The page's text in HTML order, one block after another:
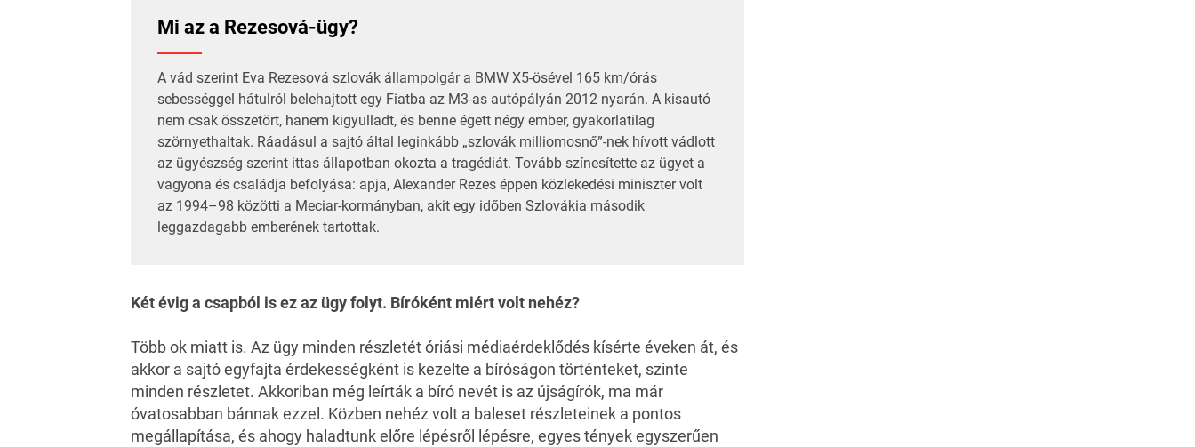
Mi az a Rezesová-ügy?
A vád szerint Eva Rezesová szlovák állampolgár a BMW X5-ösével 165 km/órás
sebességgel hátulról belehajtott egy Fiatba az M3-as autópályán 2012 nyarán. A kisautó
nem csak összetört, hanem kigyulladt, és benne égett négy ember, gyakorlatilag
szörnyethaltak. Ráadásul a sajtó által leginkább „szlovák milliomosnő”-nek hívott vádlott
az ügyészség szerint ittas állapotban okozta a tragédiát. Tovább színesítette az ügyet a
vagyona és családja befolyása: apja, Alexander Rezes éppen közlekedési miniszter volt
az 1994–98 közötti a Meciar-kormányban, akit egy időben Szlovákia második
leggazdagabb emberének tartottak.
Két évig a csapból is ez az ügy folyt. Bíróként miért volt nehéz?
Több ok miatt is. Az ügy minden részletét óriási médiaérdeklődés kísérte éveken át, és
akkor a sajtó egyfajta érdekességként is kezelte a bíróságon történteket, szinte
minden részletet. Akkoriban még leírták a bíró nevét is az újságírók, ma már
óvatosabban bánnak ezzel. Közben nehéz volt a baleset részleteinek a pontos
megállapítása, és ahogy haladtunk előre lépésről lépésre, egyes tények egyszerűen